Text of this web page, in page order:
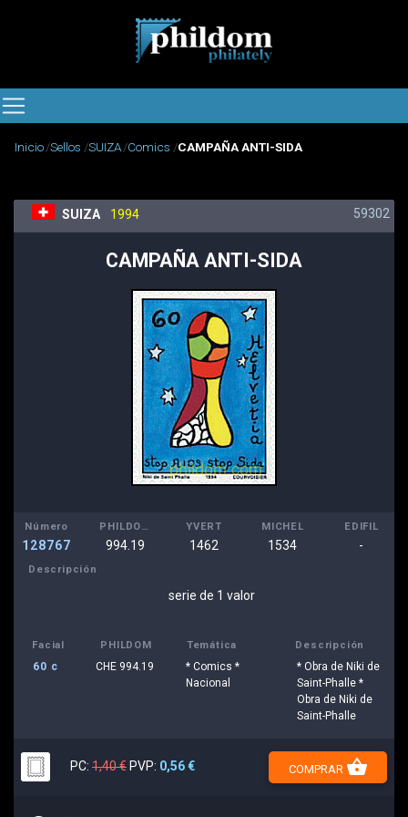
Inicio Sellos SUIZA Comics CAMPAÑA ANTI-SIDA
SUIZA 1994 59302
CAMPAÑA ANTI-SIDA
Número
128767
PHILDOM
994.19
YVERT
1462
MICHEL
1534
EDIFIL
-
Descripción
serie de 1 valor
Facial PHILDOM Temática Descripción
60 c CHE 994.19
* Comics *
Nacional
* Obra de Niki de
Saint-Phalle *
Obra de Niki de
Saint-Phalle
PC: 1,40 € PVP: 0,56 € COMPRAR shopping_basket